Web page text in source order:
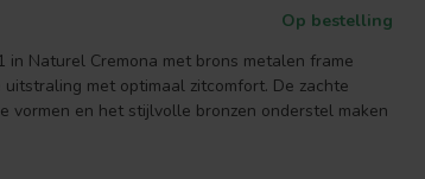
Op bestelling
in Naturel Cremona met brons metalen frame
met optimaal zitcomfort. De zachte
vormen en het stijlvolle bronzen onderstel maken